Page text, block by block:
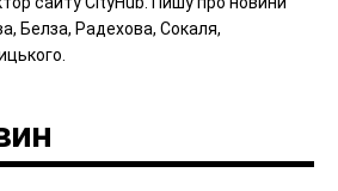
Белза, Радехова, Сокаля,